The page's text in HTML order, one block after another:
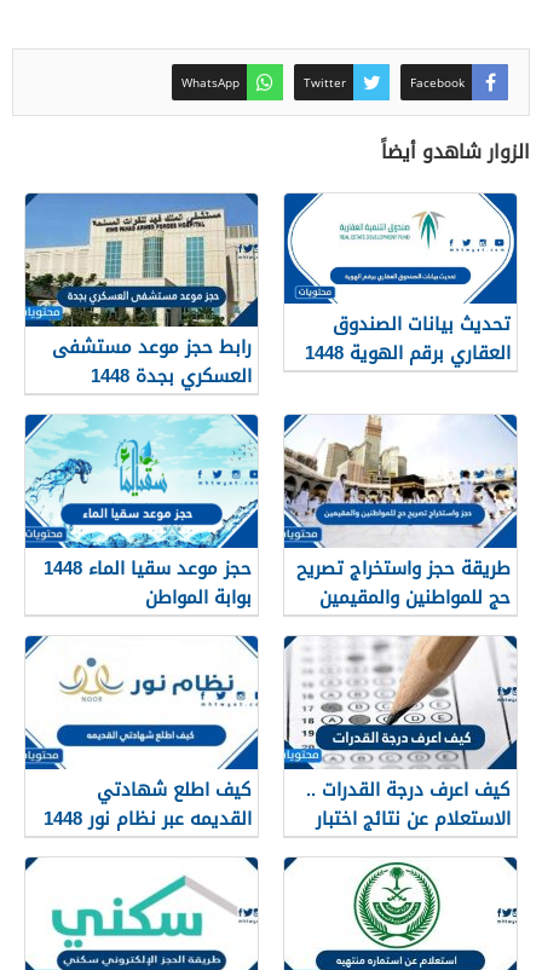
Facebook
Twitter
WhatsApp
الزوار شاهدو أيضاً
تحديث بيانات الصندوق
العقاري برقم الهوية 1448
الرابط والخطوات
رابط حجز موعد مستشفى
العسكري بجدة 1448
طريقة حجز واستخراج تصريح
حج للمواطنين والمقيمين
1448
حجز موعد سقيا الماء 1448
بوابة المواطن
كيف اعرف درجة القدرات ..
الاستعلام عن نتائج اختبار
القدرات 1448
كيف اطلع شهادتي
القديمه عبر نظام نور 1448